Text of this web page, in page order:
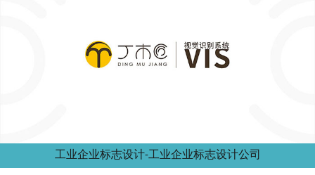
工业企业标志设计-工业企业标志设计公司